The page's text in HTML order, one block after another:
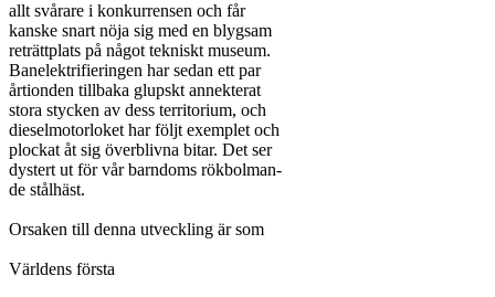
allt svårare i konkurrensen och får
kanske snart nöja sig med en blygsam
reträttplats på något tekniskt museum.
Banelektrifieringen har sedan ett par
årtionden tillbaka glupskt annekterat
stora stycken av dess territorium, och
dieselmotorloket har följt exemplet och
plockat åt sig överblivna bitar. Det ser
dystert ut för vår barndoms rökbolman-
de stålhäst.
Orsaken till denna utveckling är som
Världens första